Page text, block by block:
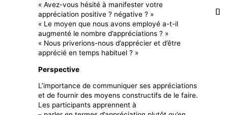
« Avez-vous hésité à manifester votre
appréciation positive ? négative ? »
« Le moyen que nous avons employé a-t-il
augmenté le nombre d’appréciations ? »
« Nous priverions-nous d’apprécier et d’être
apprécié en temps habituel ? »
Perspective
L’importance de communiquer ses appréciations
et de fournir des moyens constructifs de le faire.
Les participants apprennent à